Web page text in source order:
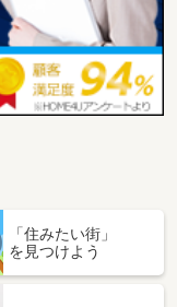
「住みたい街」
を見つけよう